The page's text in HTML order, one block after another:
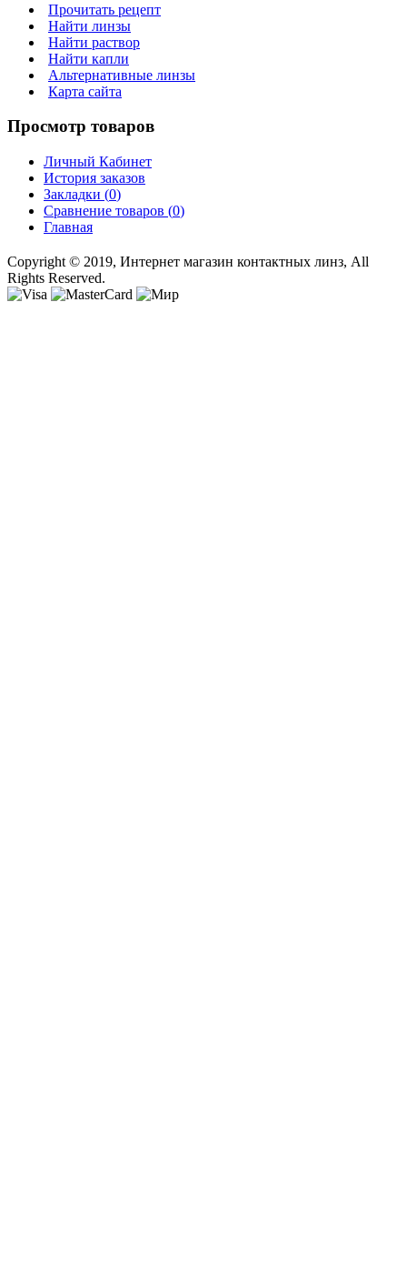
Прочитать рецепт
Найти линзы
Найти раствор
Найти капли
Альтернативные линзы
Карта сайта
Просмотр товаров
Личный Кабинет
История заказов
Закладки (0)
Сравнение товаров (0)
Главная
Copyright © 2019, Интернет магазин контактных линз, All
Rights Reserved.